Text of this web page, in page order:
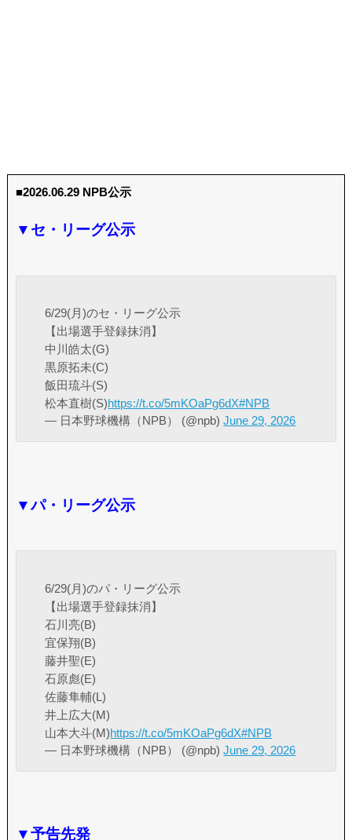
■2026.06.29 NPB公示
▼セ・リーグ公示
6/29(月)のセ・リーグ公示
【出場選手登録抹消】
中川皓太(G)
黒原拓未(C)
飯田琉斗(S)
松本直樹(S)https://t.co/5mKOaPg6dX#NPB
— 日本野球機構（NPB） (@npb)June 29, 2026
▼パ・リーグ公示
6/29(月)のパ・リーグ公示
【出場選手登録抹消】
石川亮(B)
宜保翔(B)
藤井聖(E)
石原彪(E)
佐藤隼輔(L)
井上広大(M)
山本大斗(M)https://t.co/5mKOaPg6dX#NPB
— 日本野球機構（NPB） (@npb)June 29, 2026
▼予告先発